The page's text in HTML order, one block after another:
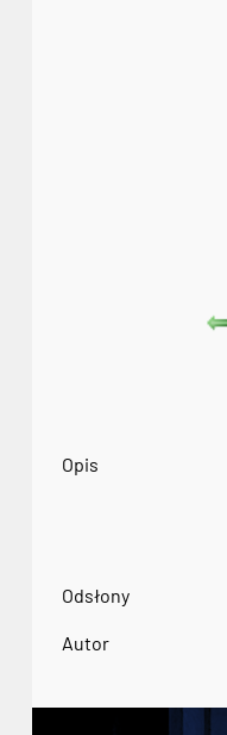
Opis
Odsłony
Autor